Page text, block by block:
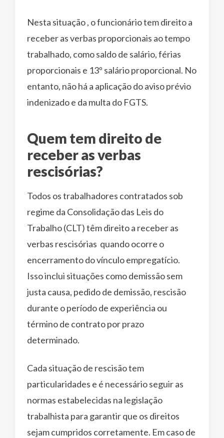
Nesta situação , o funcionário tem direito a
receber as verbas proporcionais ao tempo
trabalhado, como saldo de salário, férias
proporcionais e 13º salário proporcional. No
entanto, não há a aplicação do aviso prévio
indenizado e da multa do FGTS.
Quem tem direito de
receber as verbas
rescisórias?
Todos os trabalhadores contratados sob
regime da Consolidação das Leis do
Trabalho (CLT) têm direito a receber as
verbas rescisórias quando ocorre o
encerramento do vínculo empregatício.
Isso inclui situações como demissão sem
justa causa, pedido de demissão, rescisão
durante o período de experiência ou
término de contrato por prazo
determinado.
Cada situação de rescisão tem
particularidades e é necessário seguir as
normas estabelecidas na legislação
trabalhista para garantir que os direitos
sejam cumpridos corretamente. Em caso de